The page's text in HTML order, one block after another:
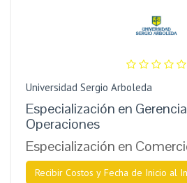
Universidad Sergio Arboleda
Especialización en
Operaciones
Especialización en
Recibir Costos y Fecha de Inicio al